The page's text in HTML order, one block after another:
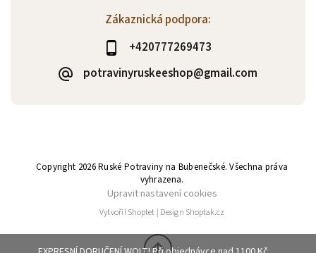
Zákaznická podpora:
+420777269473
potravinyruskeeshop@gmail.com
Copyright 2026Ruské Potraviny na Bubenečské. Všechna práva
vyhrazena.
Upravit nastavení cookies
VytvořilShoptet | Design Shoptak.cz